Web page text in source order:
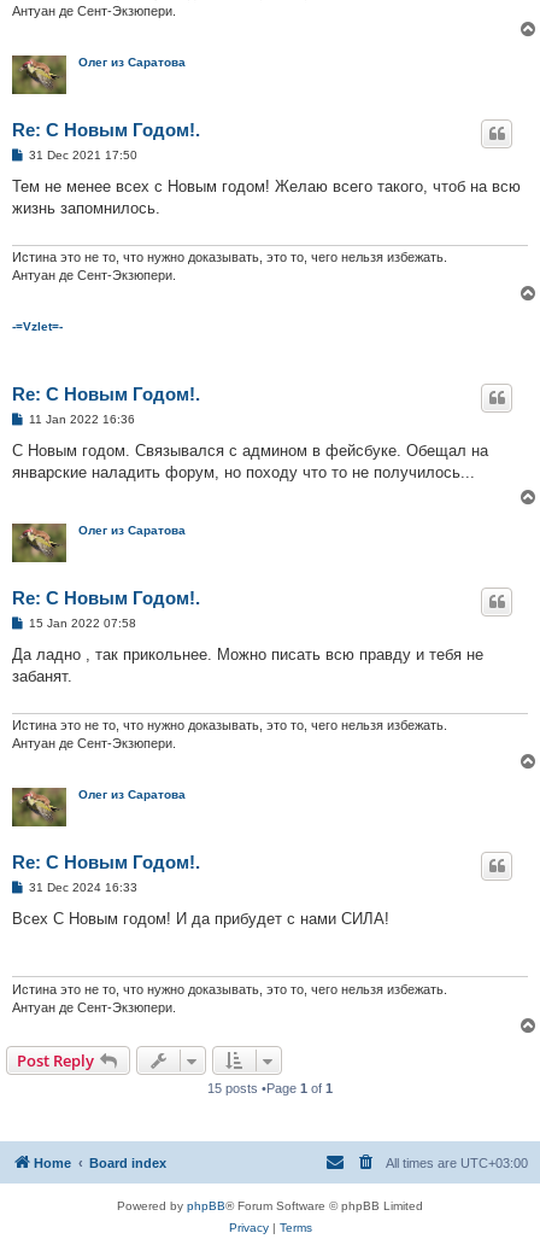
Антуан де Сент-Экзюпери.
Олег из Саратова
Re: С Новым Годом!.
P
s
31 Dec 2021 17:50
Тем не менее всех с Новым годом! Желаю всего такого, чтоб на всю
жизнь запомнилось.
Истина это не то, что нужно доказывать, это то, чего нельзя избежать.
Антуан де Сент-Экзюпери.
-=Vzlet=-
Re: С Новым Годом!.
P
s
11 Jan 2022 16:36
С Новым годом. Связывался с админом в фейсбуке. Обещал на
январские наладить форум, но походу что то не получилось...
Олег из Саратова
Re: С Новым Годом!.
P
s
15 Jan 2022 07:58
Да ладно , так прикольнее. Можно писать всю правду и тебя не
забанят.
Истина это не то, что нужно доказывать, это то, чего нельзя избежать.
Антуан де Сент-Экзюпери.
Олег из Саратова
Re: С Новым Годом!.
P
s
31 Dec 2024 16:33
Всех С Новым годом! И да прибудет с нами СИЛА!
Истина это не то, что нужно доказывать, это то, чего нельзя избежать.
Антуан де Сент-Экзюпери.
Post Reply
15 posts •Page 1 of 1
Home Board index All times are UTC+03:00
Powered by phpBB® Forum Software © phpBB Limited
Privacy| Terms